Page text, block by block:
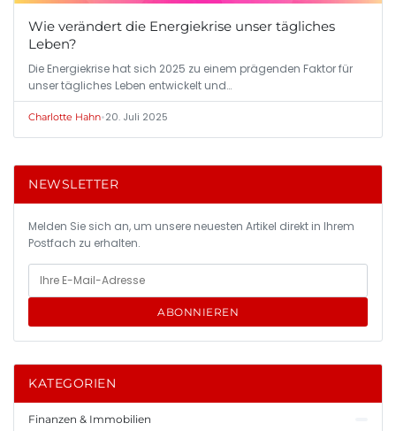
Wie verändert die Energiekrise unser tägliches
Leben?
Die Energiekrise hat sich 2025 zu einem prägenden Faktor für
unser tägliches Leben entwickelt und…
Charlotte Hahn•20. Juli 2025
NEWSLETTER
Melden Sie sich an, um unsere neuesten Artikel direkt in Ihrem
Postfach zu erhalten.
ABONNIEREN
KATEGORIEN
Finanzen & Immobilien